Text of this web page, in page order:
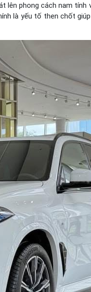
lên phong cách nam
là yếu tố then chốt